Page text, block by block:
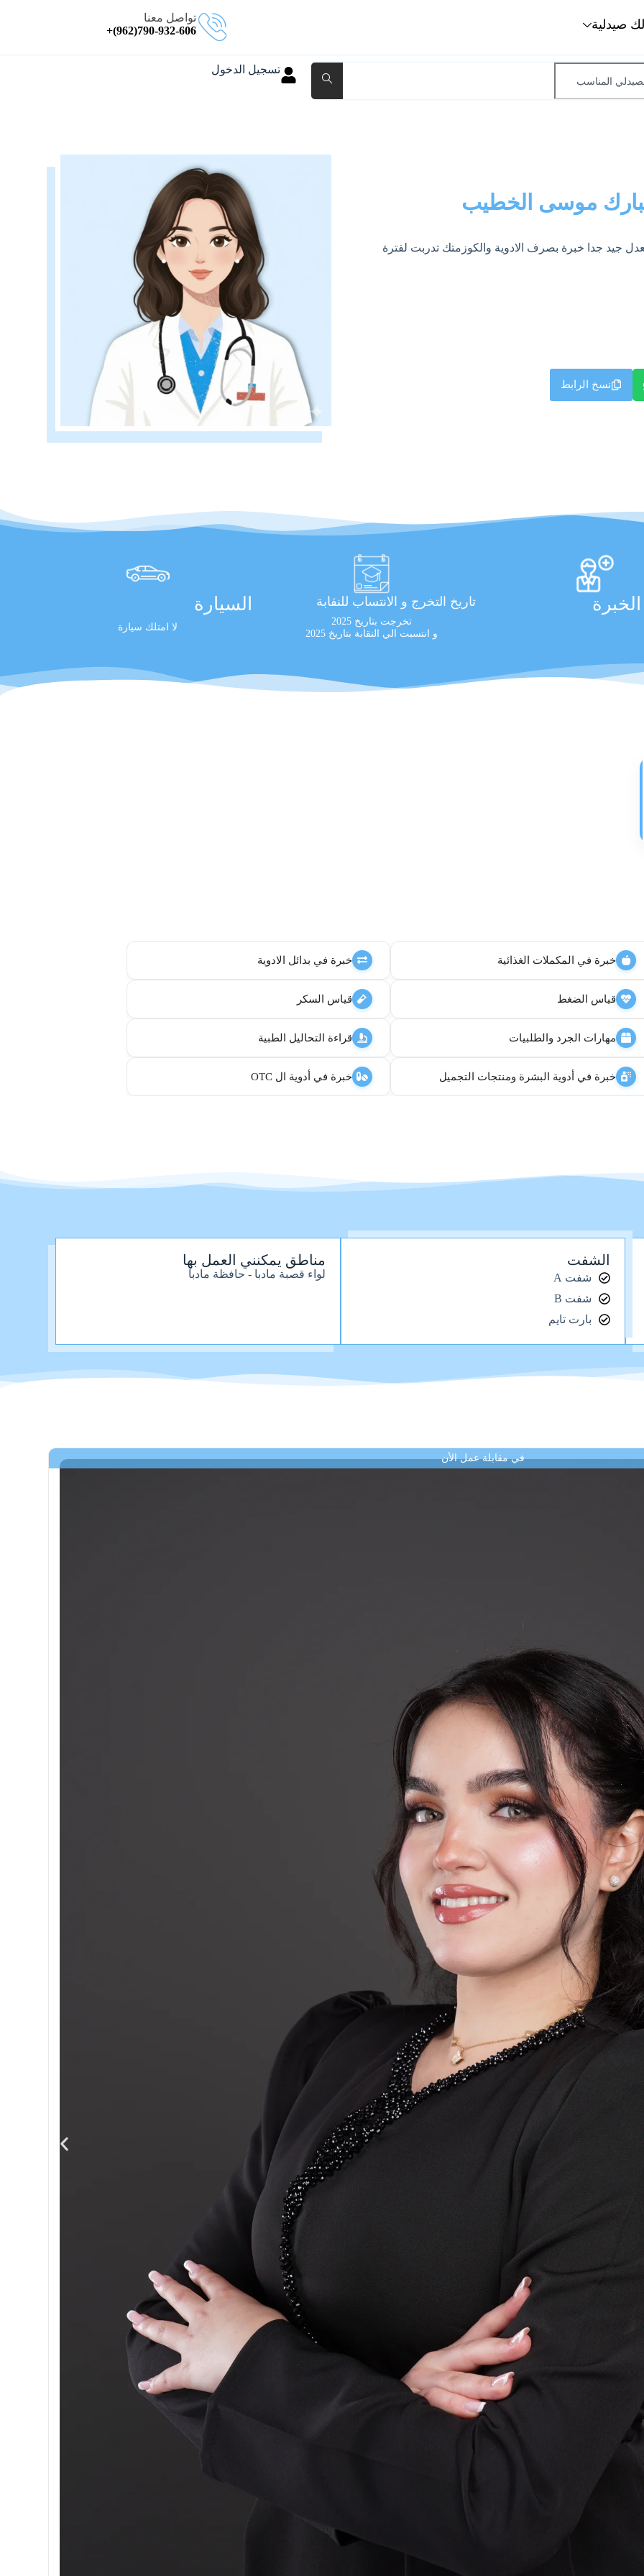
صيدلية
تواصل معنا
790-932-606(962)+
تسجيل الدخول
موسى الخطيب
جيد جدا خبرة بصرف الادوية والكوزمتك تدربت لفترة
نسخ الرابط
تاريخ التخرج و الانتساب للنقابة
تخرجت بتاريخ 2025
و انتسبت الي النقابة بتاريخ 2025
السيارة
لا امتلك سيارة
خبرة في المكملات الغذائية خبرة في بدائل الادوية
قياس الضغط قياس السكر
مهارات الجرد والطلبيات قراءة التحاليل الطبية
خبرة في أدوية البشرة ومنتجات التجميل خبرة في أدوية ال OTC
الشفت
شفت A
شفت B
بارت تايم
مناطق يمكنني العمل بها
لواء قصبة مادبا - حافظة مادبا
في مقابلة عمل الأن